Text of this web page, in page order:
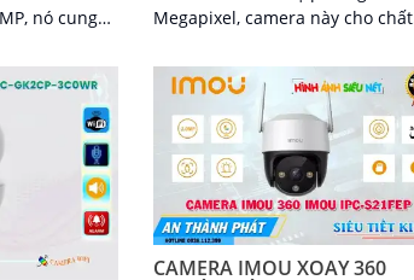
nó cung
Megapixel, camera này cho chất
CAMERA IMOU XOAY 360